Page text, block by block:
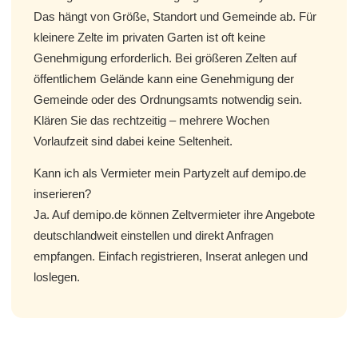
Das hängt von Größe, Standort und Gemeinde ab. Für
kleinere Zelte im privaten Garten ist oft keine
Genehmigung erforderlich. Bei größeren Zelten auf
öffentlichem Gelände kann eine Genehmigung der
Gemeinde oder des Ordnungsamts notwendig sein.
Klären Sie das rechtzeitig – mehrere Wochen
Vorlaufzeit sind dabei keine Seltenheit.
Kann ich als Vermieter mein Partyzelt auf demipo.de
inserieren?
Ja. Auf demipo.de können Zeltvermieter ihre Angebote
deutschlandweit einstellen und direkt Anfragen
empfangen. Einfach registrieren, Inserat anlegen und
loslegen.